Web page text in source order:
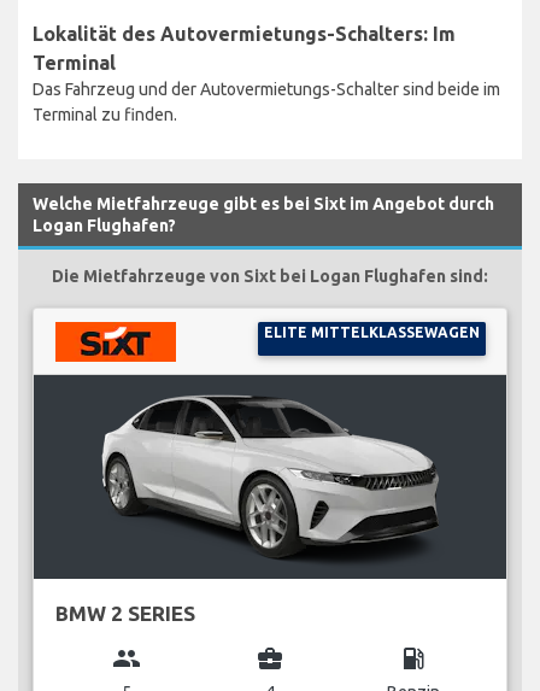
Lokalität des Autovermietungs-Schalters: Im
Terminal
Das Fahrzeug und der Autovermietungs-Schalter sind beide im
Terminal zu finden.
Welche Mietfahrzeuge gibt es bei Sixt im Angebot durch
Logan Flughafen?
Die Mietfahrzeuge von Sixt bei Logan Flughafen sind:
ELITE MITTELKLASSEWAGEN
BMW 2 SERIES
group business_center local_gas_station